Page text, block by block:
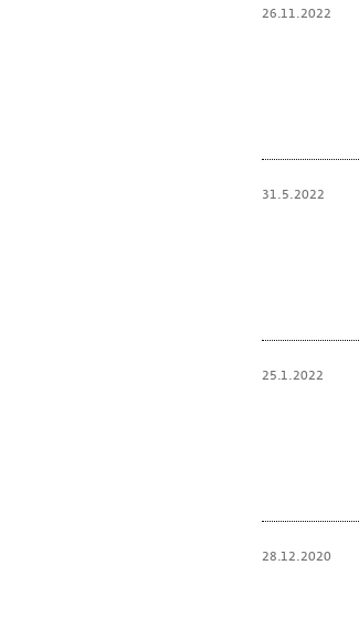
26.11.2022
31.5.2022
25.1.2022
28.12.2020